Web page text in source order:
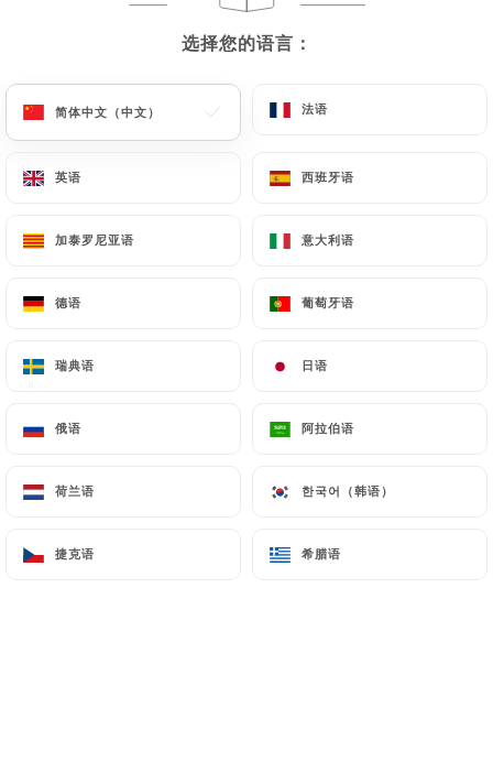
选择您的语言：
简体中文（中文） 法语
英语 西班牙语
加泰罗尼亚语 意大利语
德语 葡萄牙语
瑞典语 日语
俄语 阿拉伯语
荷兰语 한국어（韩语）
捷克语 希腊语
选择您的语言：
简体中文（中文） 法语
英语 西班牙语
加泰罗尼亚语 意大利语
德语 葡萄牙语
瑞典语 日语
俄语 阿拉伯语
荷兰语 한국어（韩语）
捷克语 希腊语